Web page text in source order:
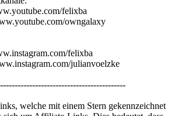
felixba
owngalaxy
felixba
julianvoelzke
welche mit einem Stern gekennzeichnet